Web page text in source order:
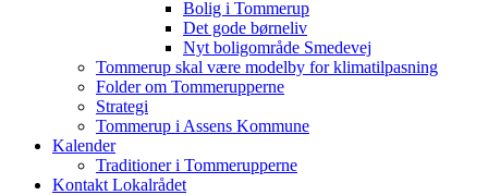
Bolig i Tommerup
Det gode børneliv
Nyt boligområde Smedevej
Tommerup skal være modelby for klimatilpasning
Folder om Tommerupperne
Strategi
Tommerup i Assens Kommune
Kalender
Traditioner i Tommerupperne
Kontakt Lokalrådet